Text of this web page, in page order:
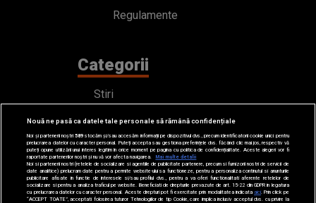
Regulamente
Categorii
Stiri
Emisiuni
Echipa
PODCAST
Concursuri
Nouă ne pasă ca datele tale personale să rămână confidențiale
Noi și partenerii noștri589stocăm și/sau accesăm informații pe dispozitivul dvs., precum identificatorii cookie unici pentru
prelucrarea datelor cu caracter personal. Puteți accepta sau gestiona preferințele dvs. făcând clic mai jos, respectiv vă
puteți opune utilizării unui interes legitim în orice moment pe pagina cu politica de confidențialitate. Aceste alegeri vor fi
raportate partenerilor noștri și nu vă vor afecta navigarea.
Mai multe detalii
Noi si partenerii nostri (retelele de socializare si agentiile de publicitate partenere, precum si furnizorii nostri de servicii de
date analitice) prelucram date pentru a permite website-ului sa functioneze, pentru a personaliza continutul si anunturile
publicitare afisate in functie de interesele si/sau profilul dvs., pentru a va oferi functionalitati aferente retelelor de
socializare si pentru a analiza traficul pe website. Beneficiati de drepturile prevazute de art. 15-22 din GDPR in legatura
cu prelucrarea datelor cu caracter personal. Aceste drepturi pot fi exercitate prin modalitatea indicataaici . Prin click pe
“ACCEPT TOATE”, acceptati folosirea tuturor Tehnologiilor de tip Cookie, care implica inclusiv acceptul dvs. cu privire la